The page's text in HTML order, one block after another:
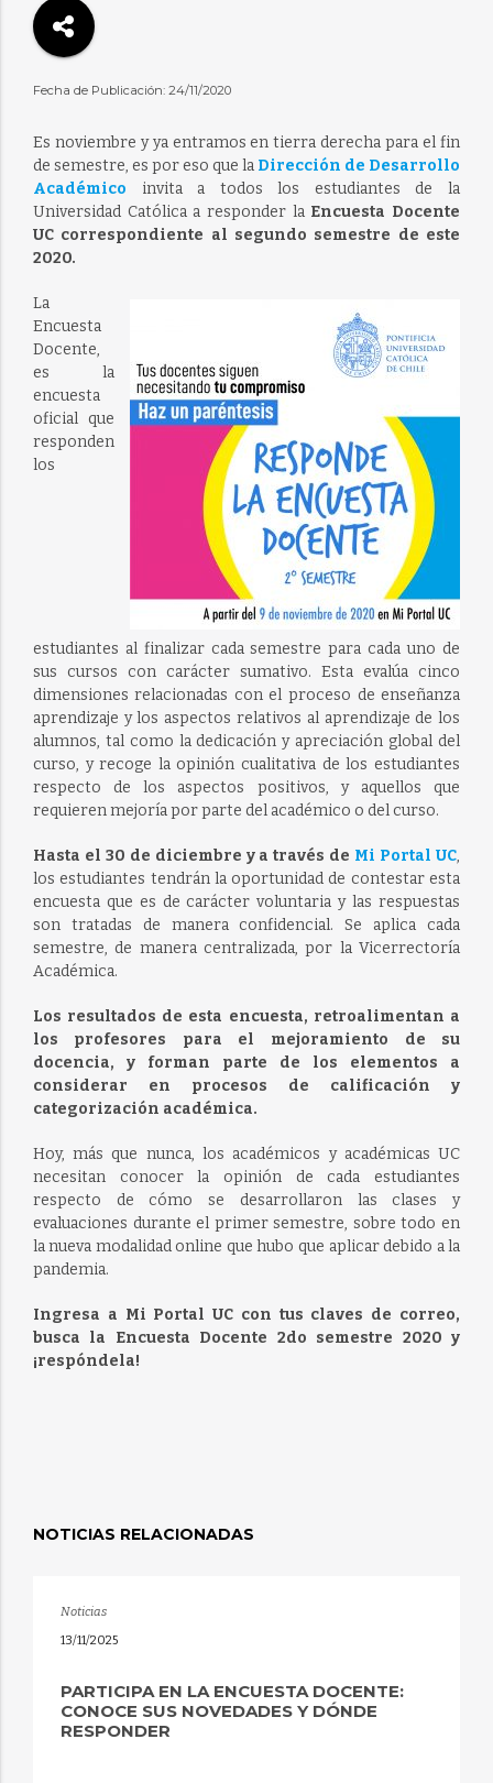
Fecha de Publicación: 24/11/2020
Es noviembre y ya entramos en tierra derecha para el fin
de semestre, es por eso que la Dirección de Desarrollo
Académico invita a todos los estudiantes de la
Universidad Católica a responder la Encuesta Docente
UC correspondiente al segundo semestre de este
2020.
La
Encuesta
Docente,
es la
encuesta
oficial que
responden
los
estudiantes al finalizar cada semestre para cada uno de
sus cursos con carácter sumativo. Esta evalúa cinco
dimensiones relacionadas con el proceso de enseñanza
aprendizaje y los aspectos relativos al aprendizaje de los
alumnos, tal como la dedicación y apreciación global del
curso, y recoge la opinión cualitativa de los estudiantes
respecto de los aspectos positivos, y aquellos que
requieren mejoría por parte del académico o del curso.
Hasta el 30 de diciembre y a través de Mi Portal UC,
los estudiantes tendrán la oportunidad de contestar esta
encuesta que es de carácter voluntaria y las respuestas
son tratadas de manera confidencial. Se aplica cada
semestre, de manera centralizada, por la Vicerrectoría
Académica.
Los resultados de esta encuesta, retroalimentan a
los profesores para el mejoramiento de su
docencia, y forman parte de los elementos a
considerar en procesos de calificación y
categorización académica.
Hoy, más que nunca, los académicos y académicas UC
necesitan conocer la opinión de cada estudiantes
respecto de cómo se desarrollaron las clases y
evaluaciones durante el primer semestre, sobre todo en
la nueva modalidad online que hubo que aplicar debido a la
pandemia.
Ingresa a Mi Portal UC con tus claves de correo,
busca la Encuesta Docente 2do semestre 2020 y
¡respóndela!
NOTICIAS RELACIONADAS
Noticias
13/11/2025
PARTICIPA EN LA ENCUESTA DOCENTE:
CONOCE SUS NOVEDADES Y DÓNDE
RESPONDER